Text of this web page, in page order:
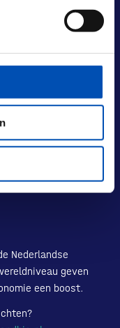
Nederlandse
geven
een boost.